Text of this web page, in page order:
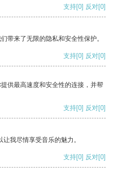
支持[0] 反对[0]
带来了无限的隐私和安全性保护。
支持[0] 反对[0]
供最高速度和安全性的连接，并帮
支持[0] 反对[0]
我尽情享受音乐的魅力。
支持[0] 反对[0]